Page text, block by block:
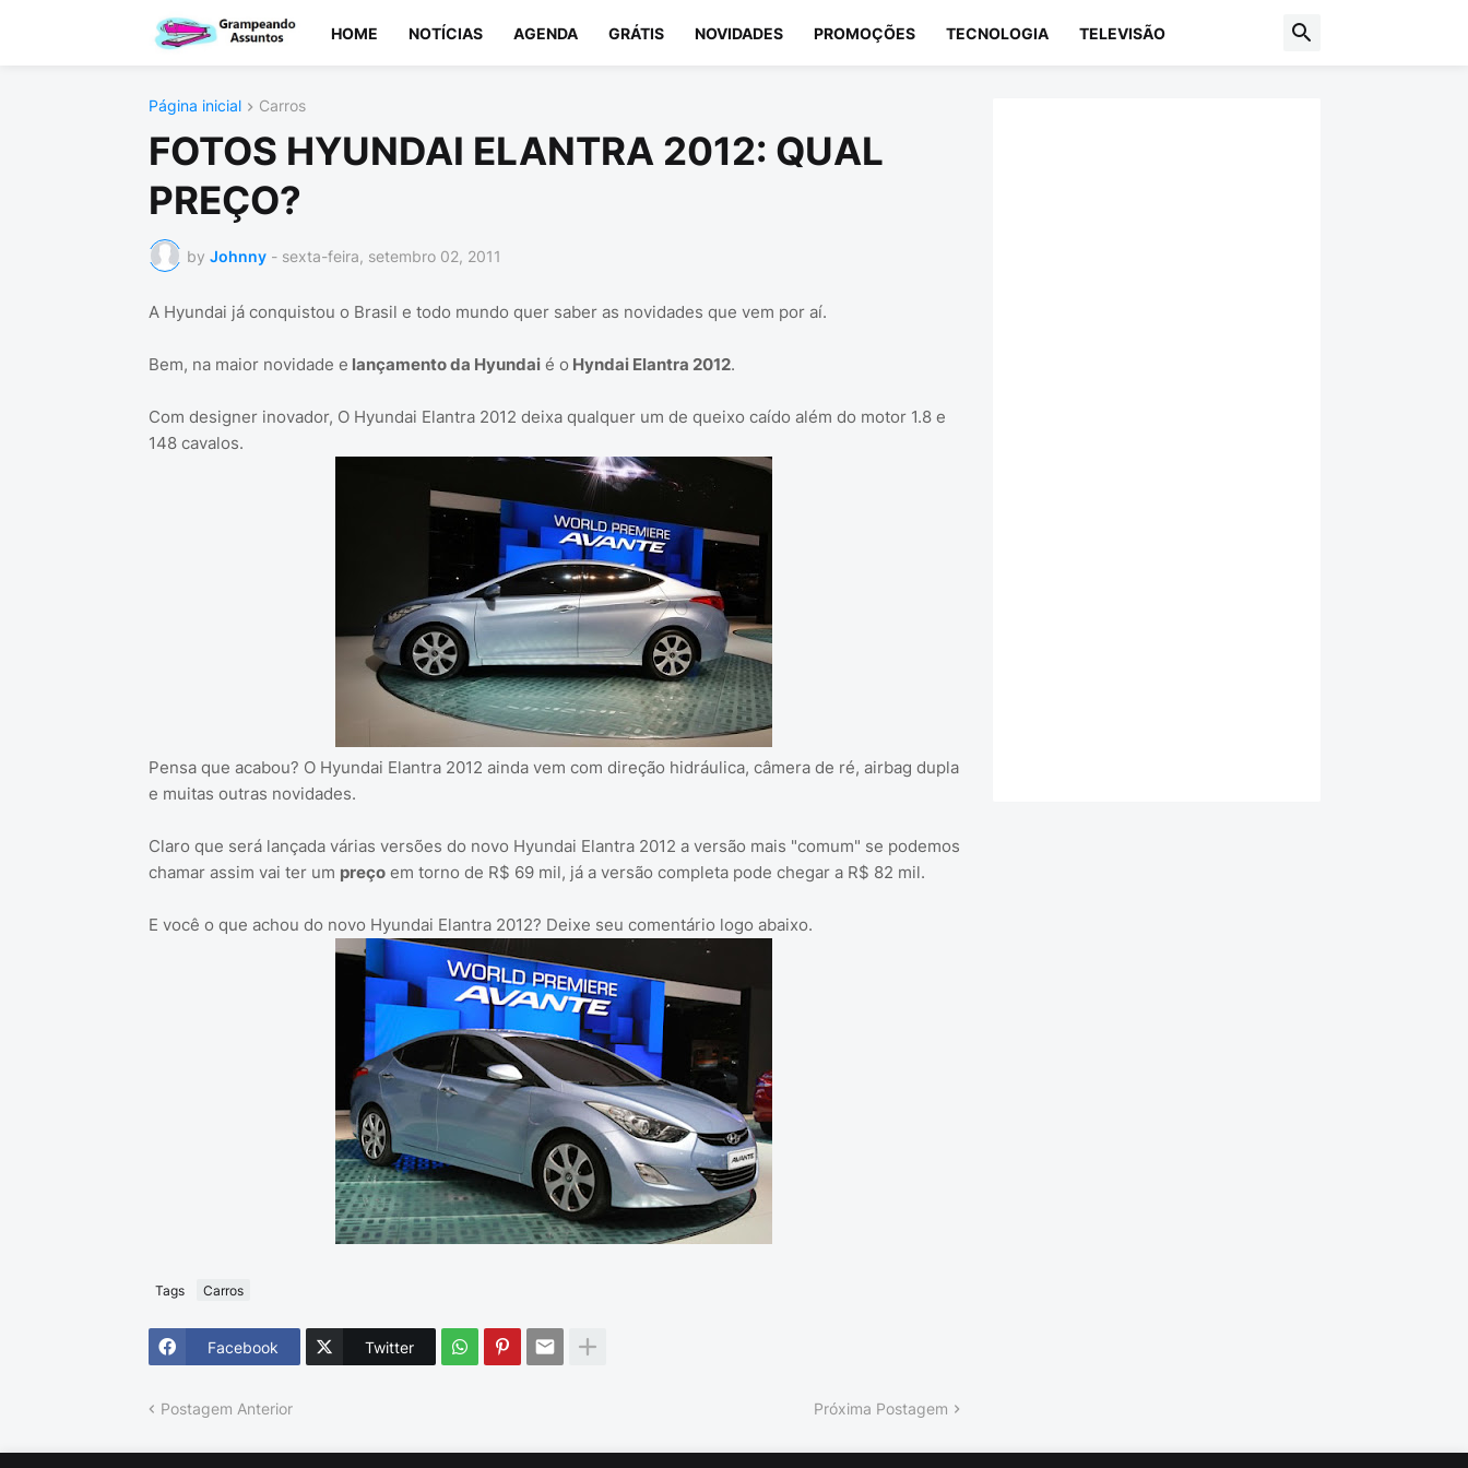
HOME NOTÍCIAS AGENDA GRÁTIS NOVIDADES PROMOÇÕES TECNOLOGIA TELEVISÃO
Página inicial Carros
FOTOS HYUNDAI ELANTRA 2012: QUAL
PREÇO?
by Johnny - sexta-feira, setembro 02, 2011
A Hyundai já conquistou o Brasil e todo mundo quer saber as novidades que vem por aí.
Bem, na maior novidade e lançamento da Hyundaié o Hyndai Elantra 2012.
Com designer inovador, O Hyundai Elantra 2012 deixa qualquer um de queixo caído além do motor 1.8 e
148 cavalos.
Pensa que acabou? O Hyundai Elantra 2012 ainda vem com direção hidráulica, câmera de ré, airbag dupla
e muitas outras novidades.
Claro que será lançada várias versões do novo Hyundai Elantra 2012 a versão mais "comum" se podemos
chamar assim vai ter um preçoem torno de R$ 69 mil, já a versão completa pode chegar a R$ 82 mil.
E você o que achou do novo Hyundai Elantra 2012? Deixe seu comentário logo abaixo.
Tags Carros
Facebook Twitter
Postagem Anterior Próxima Postagem